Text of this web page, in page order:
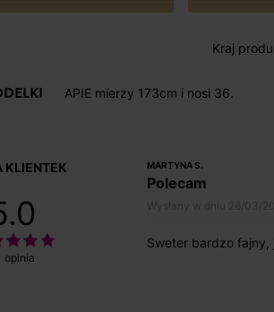
Kraj
APIE mierzy 173cm i nosi 36.
KLIENTEK
opinia
MARTYNA S.
Polecam
Sweter bardzo